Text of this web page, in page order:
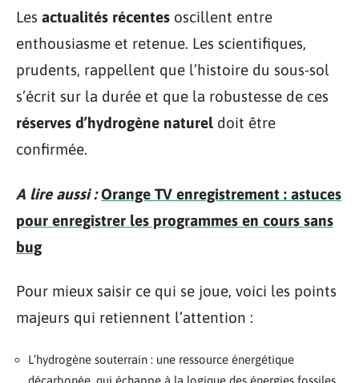
Les actualités récentes oscillent entre
enthousiasme et retenue. Les scientifiques,
prudents, rappellent que l’histoire du sous-sol
s’écrit sur la durée et que la robustesse de ces
réserves d’hydrogène naturel doit être
confirmée.
A lire aussi : Orange TV enregistrement : astuces
pour enregistrer les programmes en cours sans
bug
Pour mieux saisir ce qui se joue, voici les points
majeurs qui retiennent l’attention :
L’hydrogène souterrain : une ressource énergétique
décarbonée, qui échappe à la logique des énergies fossiles